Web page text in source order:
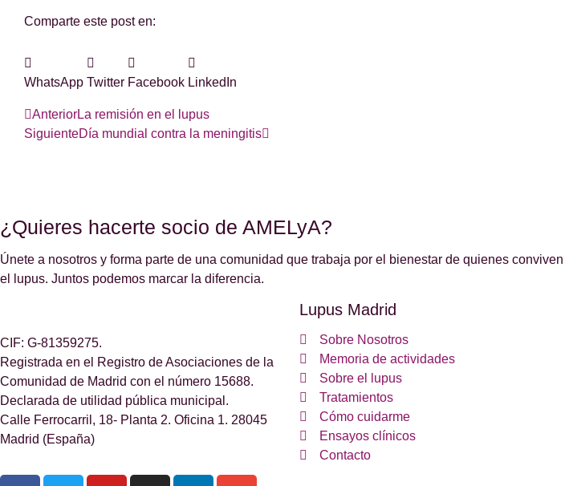
Comparte este post en:
WhatsApp Twitter Facebook LinkedIn
AnteriorLa remisión en el lupus
SiguienteDía mundial contra la meningitis
¿Quieres hacerte socio de AMELyA?
Únete a nosotros y forma parte de una comunidad que trabaja por el bienestar de quienes
el lupus. Juntos podemos marcar la diferencia.
CIF: G-81359275.
Registrada en el Registro de Asociaciones de la
Comunidad de Madrid con el número 15688.
Declarada de utilidad pública municipal.
Calle Ferrocarril, 18- Planta 2. Oficina 1. 28045
Madrid (España)
Lupus Madrid
Sobre Nosotros
Memoria de actividades
Sobre el lupus
Tratamientos
Cómo cuidarme
Ensayos clínicos
Contacto